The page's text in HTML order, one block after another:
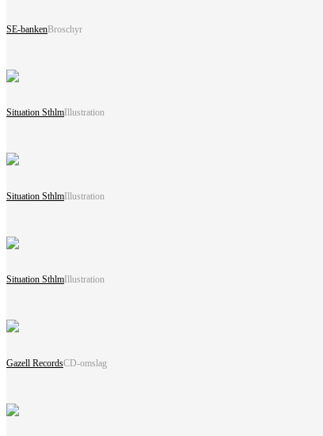
SE-bankenBroschyr
Situation Sthlm Illustration
Situation Sthlm Illustration
Situation SthlmIllustration
Gazell RecordsCD-omslag